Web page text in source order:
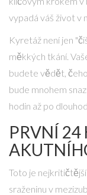
vypadá váš život v
Kyretáž není jen
měkkých tkání.
budete vědět,
bude mnohem
hodin až po
PRVNÍ 24
Toto je
sraženinu v